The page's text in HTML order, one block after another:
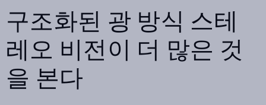
구조화된 광 방식 스테
레오 비전이 더 많은 것
을 본다